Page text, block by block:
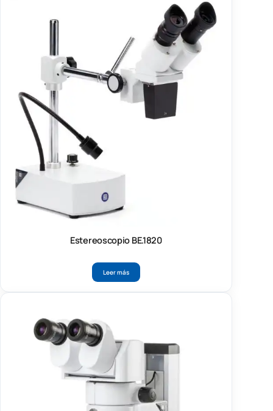
Estereoscopio BE.1820
Leer más